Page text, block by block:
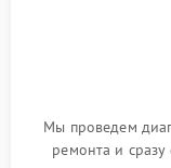
Мы проведем
ремонта и